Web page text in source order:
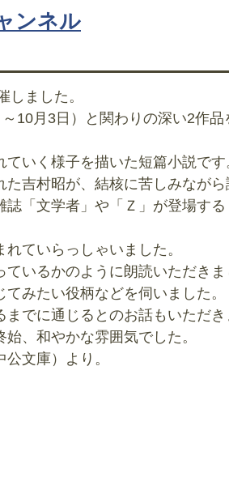
ンネル
ました。
10月3日）と関わりの深い2作品
いく様子を描いた短篇小説です
吉村昭が、結核に苦しみなが
誌「文学者」や「Ｚ」が登場す
ていらっしゃいました。
いるかのように朗読いただきま
みたい役柄などを伺いました。
でに通じるとのお話もいただき
、和やかな雰囲気でした。
文庫）より。